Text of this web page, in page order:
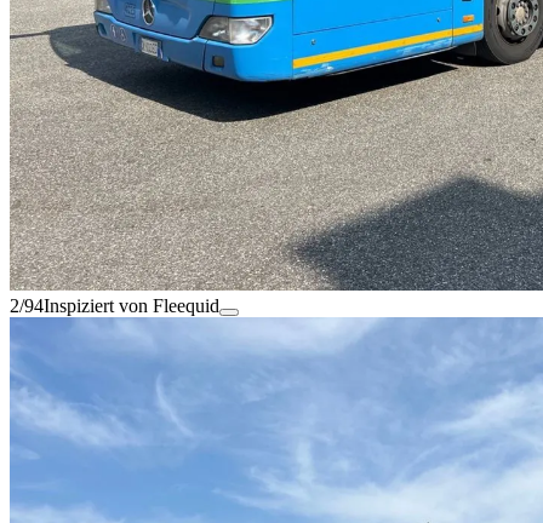
2/94Inspiziert von Fleequid